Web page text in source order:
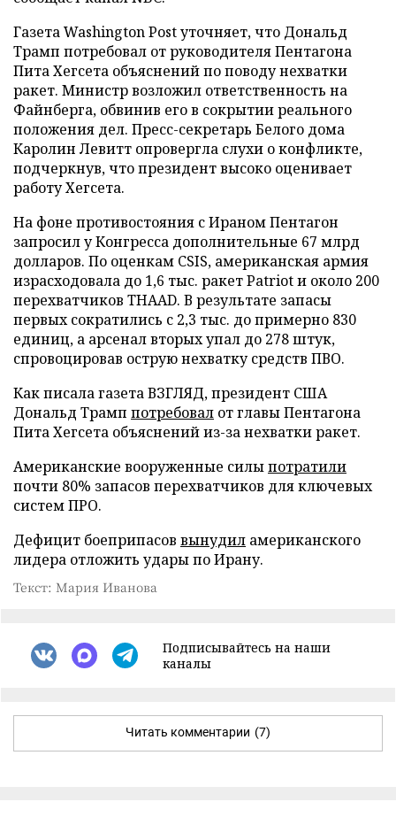
Газета Washington Post уточняет, что Дональд
Трамп потребовал от руководителя Пентагона
Пита Хегсета объяснений по поводу нехватки
ракет. Министр возложил ответственность на
Файнберга, обвинив его в сокрытии реального
положения дел. Пресс-секретарь Белого дома
Каролин Левитт опровергла слухи о конфликте,
подчеркнув, что президент высоко оценивает
работу Хегсета.
На фоне противостояния с Ираном Пентагон
запросил у Конгресса дополнительные 67 млрд
долларов. По оценкам CSIS, американская армия
израсходовала до 1,6 тыс. ракет Patriot и около 200
перехватчиков THAAD. В результате запасы
первых сократились с 2,3 тыс. до примерно 830
единиц, а арсенал вторых упал до 278 штук,
спровоцировав острую нехватку средств ПВО.
Как писала газета ВЗГЛЯД, президент США
Дональд Трамп потребовал от главы Пентагона
Пита Хегсета объяснений из-за нехватки ракет.
Американские вооруженные силыпотратили
почти 80% запасов перехватчиков для ключевых
систем ПРО.
Дефицит боеприпасов вынудил американского
лидера отложить удары по Ирану.
Текст: Мария Иванова
Подписывайтесь на наши
каналы
Читать комментарии (7)